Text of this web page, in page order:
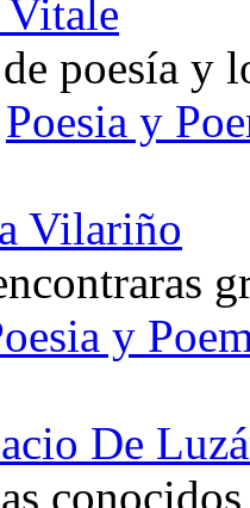
Vitale
poesía y
Poesia y
Vilariño
y
De